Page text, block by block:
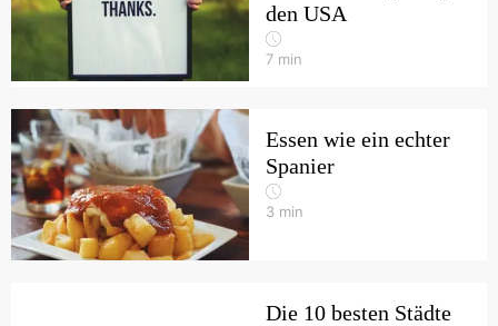
den USA
7 min
Essen wie ein echter
Spanier
3 min
Die 10 besten Städte